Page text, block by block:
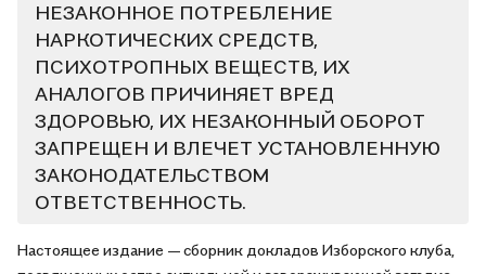
НЕЗАКОННОЕ ПОТРЕБЛЕНИЕ
НАРКОТИЧЕСКИХ СРЕДСТВ,
ПСИХОТРОПНЫХ ВЕЩЕСТВ, ИХ
АНАЛОГОВ ПРИЧИНЯЕТ ВРЕД
ЗДОРОВЬЮ, ИХ НЕЗАКОННЫЙ ОБОРОТ
ЗАПРЕЩЕН И ВЛЕЧЕТ УСТАНОВЛЕННУЮ
ЗАКОНОДАТЕЛЬСТВОМ
ОТВЕТСТВЕННОСТЬ.
Настоящее издание — сборник докладов Изборского клуба,